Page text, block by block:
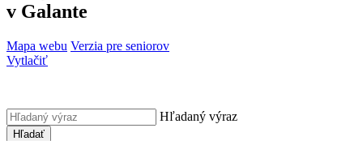
v Galante
Mapa webu Verzia pre seniorov
Vytlačiť
Hľadaný výraz
Hľadať